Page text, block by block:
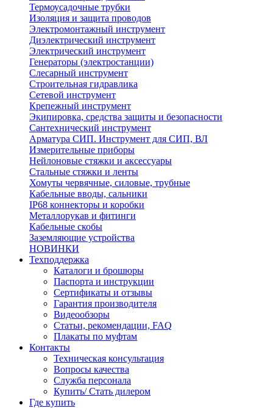
Термоусадочные трубки
Изоляция и защита проводов
Электромонтажный инструмент
Диэлектрический инструмент
Электрический инструмент
Генераторы (электростанции)
Слесарный инструмент
Строительная гидравлика
Сетевой инструмент
Крепежный инструмент
Экипировка, средства защиты и безопасности
Сантехнический инструмент
Арматура СИП. Инструмент для СИП, ВЛ
Измерительные приборы
Нейлоновые стяжки и аксессуары
Стальные стяжки и ленты
Хомуты червячные, силовые, трубные
Кабельные вводы, сальники
IP68 коннекторы и коробки
Металлорукав и фитинги
Кабельные скобы
Заземляющие устройства
НОВИНКИ
Техподдержка
Каталоги и брошюры
Паспорта и инструкции
Сертификаты и отзывы
Гарантия производителя
Видеообзоры
Статьи, рекомендации, FAQ
Плакаты по муфтам
Контакты
Техническая консультация
Вопросы качества
Служба персонала
Купить/ Стать дилером
Где купить